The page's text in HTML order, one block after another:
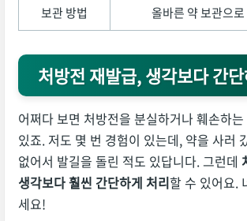
보관 방법
올바른 약 보관으
처방전 재발급, 생각보다 간
어쩌다 보면 처방전을 분실하거나 훼손하
있죠. 저도 몇 번 경험이 있는데, 약을 사러
없어서 발길을 돌린 적도 있답니다. 그런데
생각보다 훨씬 간단하게 처리할 수 있어요.
세요!